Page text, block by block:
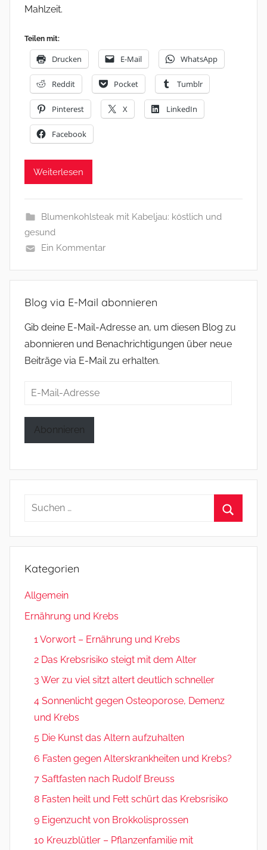
Mahlzeit.
Teilen mit:
Drucken E-Mail WhatsApp
Reddit Pocket Tumblr
Pinterest X LinkedIn
Facebook
Weiterlesen
Blumenkohlsteak mit Kabeljau: köstlich und
gesund
Ein Kommentar
Blog via E-Mail abonnieren
Gib deine E-Mail-Adresse an, um diesen Blog zu
abonnieren und Benachrichtigungen über neue
Beiträge via E-Mail zu erhalten.
E-
Abonnieren
Suchen
Kategorien
Allgemein
Ernährung und Krebs
1 Vorwort – Ernährung und Krebs
2 Das Krebsrisiko steigt mit dem Alter
3 Wer zu viel sitzt altert deutlich schneller
4 Sonnenlicht gegen Osteoporose, Demenz
und Krebs
5 Die Kunst das Altern aufzuhalten
6 Fasten gegen Alterskrankheiten und Krebs?
7 Saftfasten nach Rudolf Breuss
8 Fasten heilt und Fett schürt das Krebsrisiko
9 Eigenzucht von Brokkolisprossen
10 Kreuzblütler – Pflanzenfamilie mit